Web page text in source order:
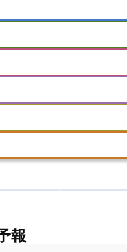
ヨルダン レバノン
ーデン スペイン
ー マーシャル諸島
諸島
マン諸島 コスタリカ
ード・トバゴ
報